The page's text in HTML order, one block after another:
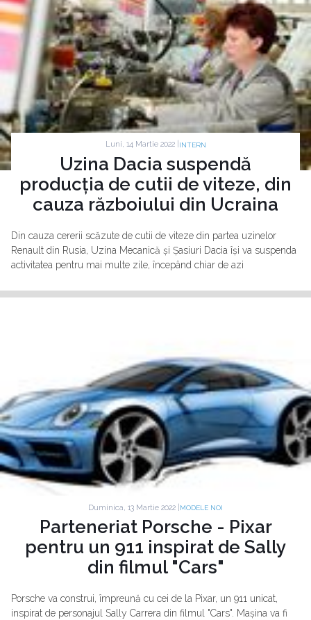
Luni, 14 Martie 2022 | INTERN
Uzina Dacia suspendă
producția de cutii de viteze, din
cauza războiului din Ucraina
Din cauza cererii scăzute de cutii de viteze din partea uzinelor
Renault din Rusia, Uzina Mecanică și Șasiuri Dacia își va suspenda
activitatea pentru mai multe zile, începând chiar de azi
Duminica, 13 Martie 2022 | MODELE NOI
Parteneriat Porsche - Pixar
pentru un 911 inspirat de Sally
din filmul "Cars"
Porsche va construi, împreună cu cei de la Pixar, un 911 unicat,
inspirat de personajul Sally Carrera din filmul "Cars". Mașina va fi